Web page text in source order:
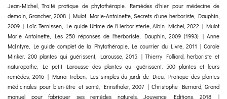
Jean-Michel, Traité pratique de phytothérapie. Remèdes d'hier pour médecine de
demain, Grancher, 2008 | Mulot Marie-Antoinette, Secrets d'une herboriste, Dauphin,
2009 | Loïc Ternissen, Le guide Ultime de l'Herboristerie, Albin Michel, 2022 | Mulot
Marie Antoinette, Les 250 réponses de l'herboriste, Dauphin, 2009 (1993) | Anne
McIntyre, Le guide complet de la Phytothérapie, Le courrier du Livre, 2011 | Carole
Minker, 200 plantes qui guérissent, Larousse, 2015 | Thierry Folliard, herboriste et
naturopathe, Le petit Larousse des plantes qui guérissent, 500 plantes et leurs
remèdes, 2016 | Maria Treben, Les simples du jardi de Dieu, Pratique des plantes
médicinales pour bien-être et santé, Ennsthaler, 2007 | Christophe Bernard, Grand
manuel pour fabriquer ses remèdes naturels, Jouvence Editions, 2018 |